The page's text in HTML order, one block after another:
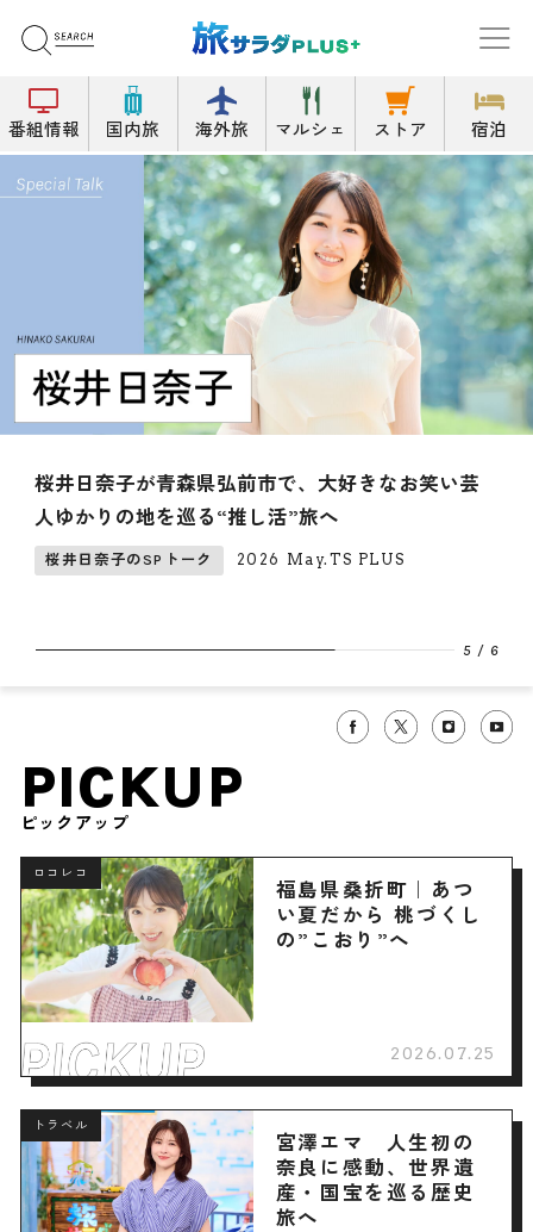
番組情報 国内旅 海外旅 マルシェ ストア 宿泊
桜井日奈子が青森県弘前市で、大好きなお笑い芸
人ゆかりの地を巡る“推し活”旅へ
2026 May.TS PLUS
桜井日奈子のSPトーク
5 / 6
PICKUP
ピックアップ
ロコレコ
福島県桑折町｜あつ
い夏だから 桃づくし
の”こおり”へ
2026.07.25
トラベル
宮澤エマ 人生初の
奈良に感動、世界遺
産・国宝を巡る歴史
旅へ